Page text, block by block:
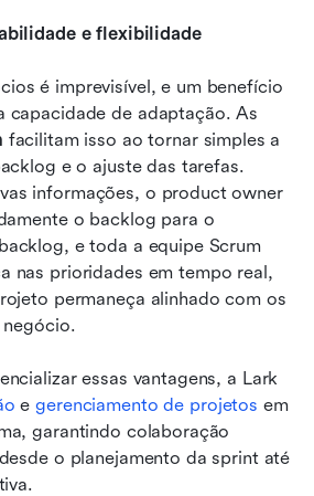
e flexibilidade
é imprevisível, e um benefício
facilitam isso ao tornar simples a
e o ajuste das tarefas.
informações, o product owner
o backlog para o
e toda a equipe Scrum
nas prioridades em tempo real,
permaneça alinhado com os
essas vantagens, a Lark
e gerenciamento de projetos em
garantindo colaboração
o planejamento da sprint até